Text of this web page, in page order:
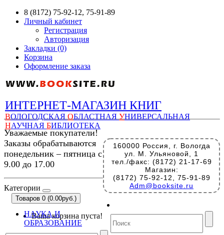
8 (8172) 75-92-12, 75-91-89
Личный кабинет
Регистрация
Авторизация
Закладки (0)
Корзина
Оформление заказа
ИНТЕРНЕТ-МАГАЗИН КНИГ
ВОЛОГОДСКАЯ ОБЛАСТНАЯ УНИВЕРСАЛЬНАЯ
НАУЧНАЯ БИБЛИОТЕКА
160000 Россия, г. Вологда
ул. М. Ульяновой, 1
тел./факс: (8172) 21-17-69
Магазин:
(8172) 75-92-12, 75-91-89
Adm@booksite.ru
Уважаемые покупатели!
Заказы обрабатываются
понедельник – пятница с
9.00 до 17.00
Категории
Товаров 0 (0.00руб.)
Ваша корзина пуста!
НАУКА И
ОБРАЗОВАНИЕ